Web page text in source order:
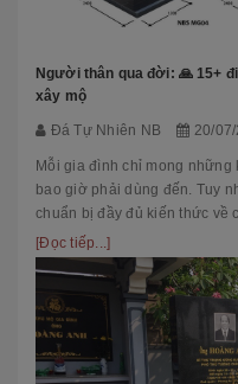
Người thân qua đời: 🙏 15+
xây mộ
Đá Tự Nhiên NB 20/
Mỗi gia đình chỉ mong
bao giờ phải dùng đến. Tuy
chuẩn bị đầy đủ kiến thức về
phầ...
[Đọc tiếp...]